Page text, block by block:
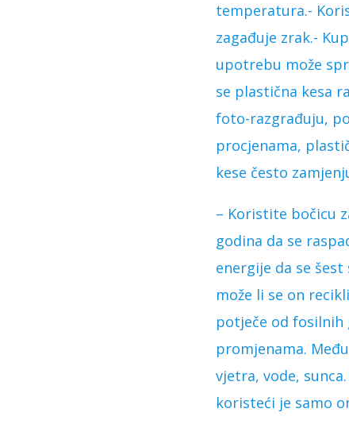
temperatura.-
zagađuje zrak.-
upotrebu može
se plastična kesa
foto-razgrađuju,
procjenama,
kese često
– Koristite bočicu
godina da se
energije da se
može li se on
potječe od
promjenama.
vjetra, vode,
koristeći je samo